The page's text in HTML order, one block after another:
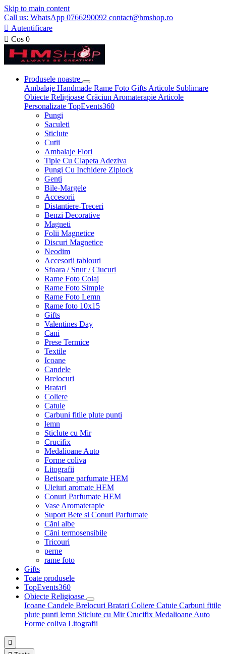
Skip to main content
Call us: WhatsApp 0766290092 contact@hmshop.ro
 Autentificare
 Cos 0
Produsele noastre
Ambalaje Handmade Rame Foto Gifts Articole Sublimare
Obiecte Religioase Crăciun Aromaterapie Articole
Personalizate TopEvents360
Pungi
Saculeti
Sticlute
Cutii
Ambalaje Flori
Tiple Cu Clapeta Adeziva
Pungi Cu Inchidere Ziplock
Genti
Bile-Margele
Accesorii
Distantiere-Treceri
Benzi Decorative
Magneti
Folii Magnetice
Discuri Magnetice
Neodim
Accesorii tablouri
Sfoara / Snur / Ciucuri
Rame Foto Colaj
Rame Foto Simple
Rame Foto Lemn
Rame foto 10x15
Gifts
Valentines Day
Cani
Prese Termice
Textile
Icoane
Candele
Brelocuri
Bratari
Coliere
Catuie
Carbuni fitile plute punti
lemn
Sticlute cu Mir
Crucifix
Medalioane Auto
Forme coliva
Litografii
Betisoare parfumate HEM
Uleiuri aromate HEM
Conuri Parfumate HEM
Vase Aromaterapie
Suport Bete si Conuri Parfumate
Căni albe
Căni termosensibile
Tricouri
perne
rame foto
Gifts
Toate produsele
TopEvents360
Obiecte Religioase
Icoane Candele Brelocuri Bratari Coliere Catuie Carbuni fitile
plute punti lemn Sticlute cu MirCrucifix Medalioane Auto
Forme coliva Litografii
